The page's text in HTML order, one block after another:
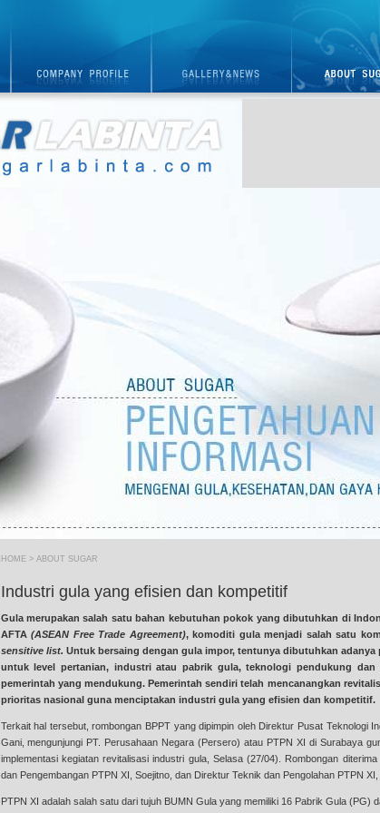
HOME> ABOUT SUGAR
Industri gula yang efisien dan kompetitif
Gula merupakan salah satu bahan kebutuhan pokok yang dibutuhkan di
AFTA (ASEAN Free Trade Agreement), komoditi gula menjadi salah satu
sensitive list. Untuk bersaing dengan gula impor, tentunya dibutuhkan
untuk level pertanian, industri atau pabrik gula, teknologi pendukung dan
pemerintah yang mendukung. Pemerintah sendiri telah mencanangkan
prioritas nasional guna menciptakan industri gula yang efisien dan kompetitif.
Terkait hal tersebut, rombongan BPPT yang dipimpin oleh Direktur Pusat Teknologi
Gani, mengunjungi PT. Perusahaan Negara (Persero) atau PTPN XI di Surabaya
implementasi kegiatan revitalisasi industri gula, Selasa (27/04). Rombongan
dan Pengembangan PTPN XI, Soejitno, dan Direktur Teknik dan Pengolahan PTPN
PTPN XI adalah salah satu dari tujuh BUMN Gula yang memiliki 16 Pabrik Gula (PG)